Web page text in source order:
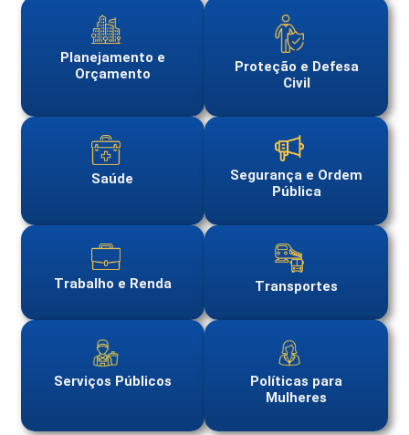
Planejamento e
Orçamento
Proteção e Defesa
Civil
Saúde
Segurança e Ordem
Pública
Trabalho e Renda Transportes
Serviços Públicos
Políticas para
Mulheres